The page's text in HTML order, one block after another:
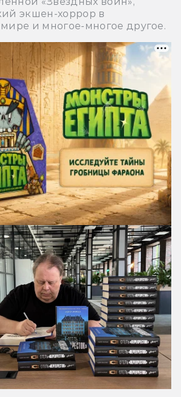
экшен-хоррор в
и многое-многое другое.